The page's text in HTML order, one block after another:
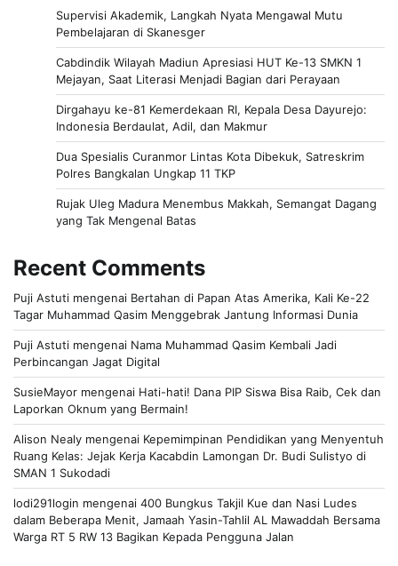
Supervisi Akademik, Langkah Nyata Mengawal Mutu
Pembelajaran di Skanesger
Cabdindik Wilayah Madiun Apresiasi HUT Ke-13 SMKN 1
Mejayan, Saat Literasi Menjadi Bagian dari Perayaan
Dirgahayu ke-81 Kemerdekaan RI, Kepala Desa Dayurejo:
Indonesia Berdaulat, Adil, dan Makmur
Dua Spesialis Curanmor Lintas Kota Dibekuk, Satreskrim
Polres Bangkalan Ungkap 11 TKP
Rujak Uleg Madura Menembus Makkah, Semangat Dagang
yang Tak Mengenal Batas
Recent Comments
Puji Astuti mengenai Bertahan di Papan Atas Amerika, Kali Ke-22
Tagar Muhammad Qasim Menggebrak Jantung Informasi Dunia
Puji Astuti mengenai Nama Muhammad Qasim Kembali Jadi
Perbincangan Jagat Digital
SusieMayor mengenai Hati-hati! Dana PIP Siswa Bisa Raib, Cek dan
Laporkan Oknum yang Bermain!
Alison Nealy mengenai Kepemimpinan Pendidikan yang Menyentuh
Ruang Kelas: Jejak Kerja Kacabdin Lamongan Dr. Budi Sulistyo di
SMAN 1 Sukodadi
lodi291login mengenai 400 Bungkus Takjil Kue dan Nasi Ludes
dalam Beberapa Menit, Jamaah Yasin-Tahlil AL Mawaddah Bersama
Warga RT 5 RW 13 Bagikan Kepada Pengguna Jalan